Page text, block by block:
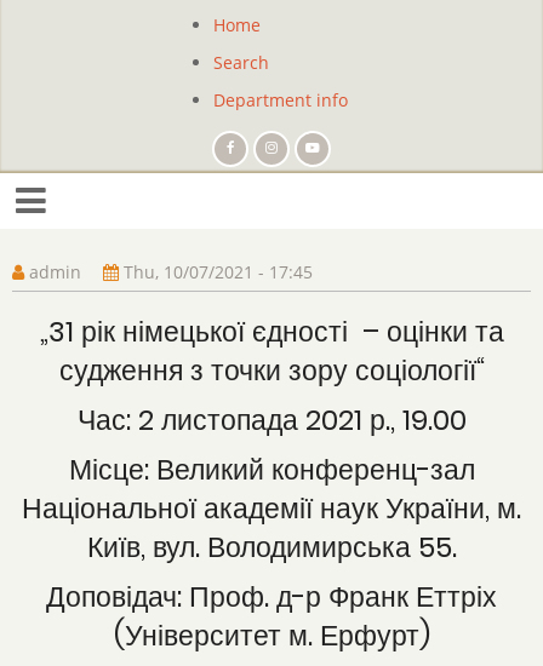
Site
navigation
Home
Search
Department info
admin Thu, 10/07/2021 - 17:45
„31 рік німецької єдності – оцінки та
судження з точки зору соціології“
Час: 2 листопада 2021 р., 19.00
Місце: Великий конференц-зал
Національної академії наук України, м.
Київ, вул. Володимирська 55.
Доповідач: Проф. д-р Франк Еттріх
(Університет м. Ерфурт)